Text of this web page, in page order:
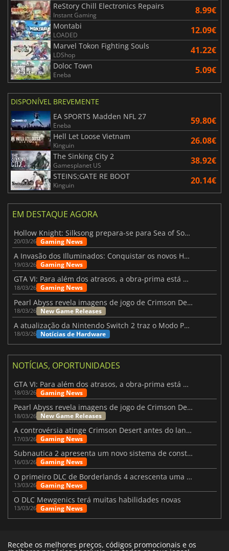
ReStory Chill Electronics Repairs
Instant Gaming 8.99€
Montabi
LOADED 12.09€
Marvel Tokon Fighting Souls
LDShop 41.22€
Doloc Town
Eneba 5.09€
DISPONÍVEL BREVEMENTE
EA SPORTS Madden NFL 27
Eneba 59.80€
Hell Let Loose Vietnam
Kinguin 26.08€
The Sinking City 2
Gamesplanet US 38.92€
STEINS;GATE RE BOOT
Kinguin 20.14€
EM DESTAQUE AGORA
Hollow Knight: Silksong prepara-se para Sea of Sorrow com um patch
20/03/26 Gaming News
A Invasão dos Illuminados: Conquistar os novos Helldivers 2 Atualização!
19/03/26 Gaming News
GTA VI: Para além dos atrasos, a obra-prima está quase a chegar
18/03/26 Gaming News
Pearl Abyss revela imagens de jogo de Crimson Desert para a PS5
18/03/26 New Game Releases
A atualização da Nintendo Switch 2 traz o Modo Portátil aos jogos mais antigos da Switch
18/03/26 Notícias de Hardware
NOTÍCIAS, OPORTUNIDADES
GTA VI: Para além dos atrasos, a obra-prima está quase a chegar
18/03/26 Gaming News
Pearl Abyss revela imagens de jogo de Crimson Desert para a PS5
18/03/26 New Game Releases
A controvérsia atinge Crimson Desert antes do lançamento
17/03/26 Gaming News
Subnautica 2 apresenta um novo sistema de construção de bases
16/03/26 Gaming News
O primeiro DLC de Borderlands 4 acrescenta uma nova personagem e muito mais
13/03/26 Gaming News
O DLC Mewgenics terá muitas habilidades novas
13/03/26 Gaming News
Recebe os melhores preços, códigos promocionais e os